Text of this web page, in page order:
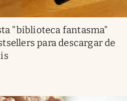
"biblioteca fantasma"
para descargar de